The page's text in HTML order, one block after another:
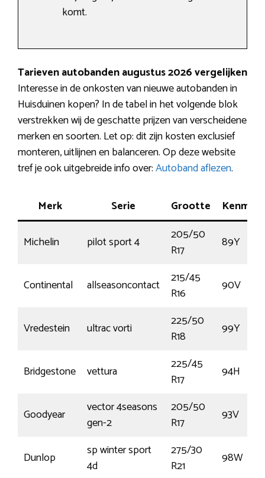
komt.
Tarieven autobanden augustus 2026 vergelijken
Interesse in de onkosten van nieuwe autobanden in
Huisduinen kopen? In de tabel in het volgende blok
verstrekken wij de geschatte prijzen van verscheidene
merken en soorten. Let op: dit zijn kosten exclusief
monteren, uitlijnen en balanceren. Op deze website
tref je ook uitgebreide info over:Autoband aflezen.
Merk Serie Grootte Kenmerk
Michelin pilot sport 4
205/50
R17
89Y
Continental allseasoncontact
215/45
R16
90V
Vredestein ultrac vorti
225/50
R18
99Y
Bridgestone vettura
225/45
R17
94H
Goodyear
vector 4seasons
gen-2
205/50
R17
93V
Dunlop
sp winter sport
4d
275/30
R21
98W